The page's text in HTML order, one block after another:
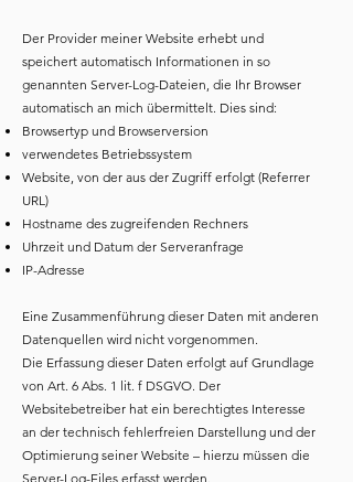
Der Provider meiner Website erhebt und
speichert automatisch Informationen in so
genannten Server-Log-Dateien, die Ihr Browser
automatisch an mich übermittelt. Dies sind:
Browsertyp und Browserversion
verwendetes Betriebssystem
Website, von der aus der Zugriff erfolgt (Referrer
URL)
Hostname des zugreifenden Rechners
Uhrzeit und Datum der Serveranfrage
IP-Adresse
Eine Zusammenführung dieser Daten mit anderen
Datenquellen wird nicht vorgenommen.
Die Erfassung dieser Daten erfolgt auf Grundlage
von Art. 6 Abs. 1 lit. f DSGVO. Der
Websitebetreiber hat ein berechtigtes Interesse
an der technisch fehlerfreien Darstellung und der
Optimierung seiner Website – hierzu müssen die
Server-Log-Files erfasst werden.